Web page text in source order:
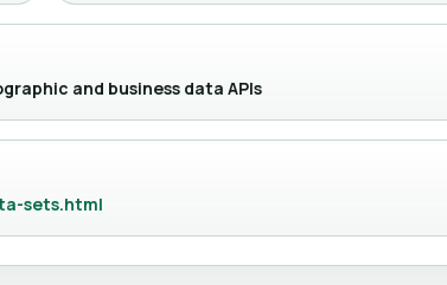
and business data APIs
sets.html